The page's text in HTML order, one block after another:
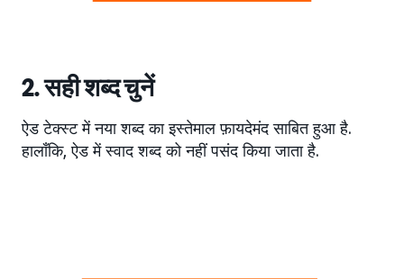
2. सही शब्द चुनें
ऐड टेक्स्ट में नया शब्द का इस्तेमाल फ़ायदेमंद साबित हुआ है.
हालाँकि, ऐड में स्वाद शब्द को नहीं पसंद किया जाता है.